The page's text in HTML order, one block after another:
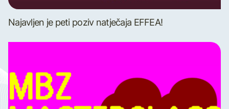
Najavljen je peti poziv natječaja EFFEA!